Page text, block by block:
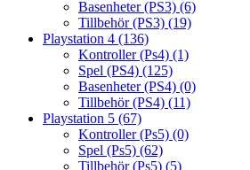
Basenheter (PS3) (6)
Tillbehör (PS3) (19)
Playstation 4 (136)
Kontroller (Ps4) (1)
Spel (PS4) (125)
Basenheter (PS4) (0)
Tillbehör (PS4) (11)
Playstation 5 (67)
Kontroller (Ps5) (0)
Spel (Ps5) (62)
Tillbehör (Ps5) (5)